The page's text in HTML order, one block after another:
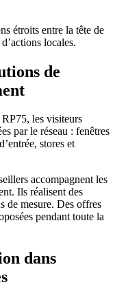
étroits entre la tête de
locales.
de
les visiteurs
par le réseau : fenêtres
stores et
accompagnent les
Ils réalisent des
de mesure. Des offres
pendant toute la
dans